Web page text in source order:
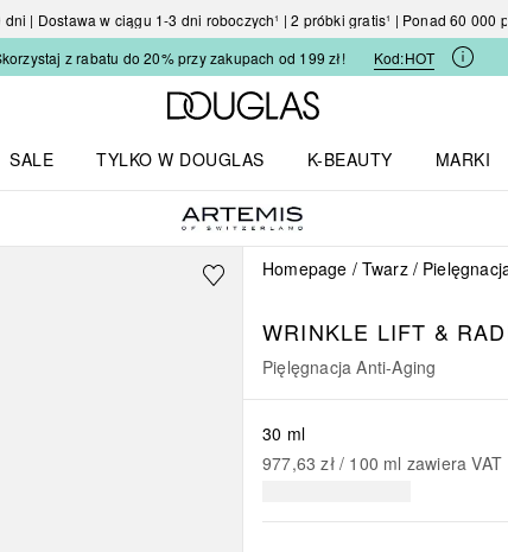
| Dostawa w ciągu 1-3 dni roboczych¹ | 2 próbki gratis¹ | Ponad 60 000
z rabatu do 20% przy zakupach od 199 zł!
Kod:HOT
Strona główna Douglas
SALE
TYLKO W DOUGLAS
K-BEAUTY
MARKI
Homepage Twarz
WRINKLE LIFT &
Pięlęgnacja Anti-Aging
30 ml
977,63 zł / 100 ml zawiera VAT